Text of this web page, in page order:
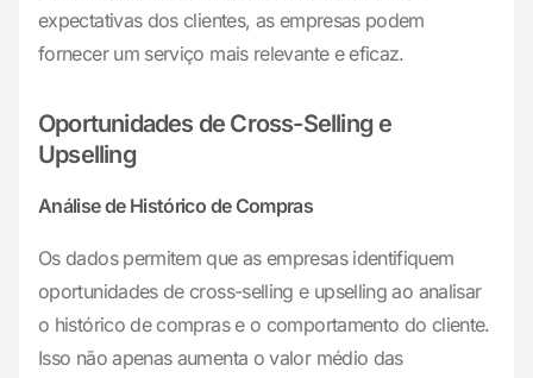
expectativas dos clientes, as empresas podem
fornecer um serviço mais relevante e eficaz.
Oportunidades de Cross-Selling e
Upselling
Análise de Histórico de Compras
Os dados permitem que as empresas identifiquem
oportunidades de cross-selling e upselling ao analisar
o histórico de compras e o comportamento do cliente.
Isso não apenas aumenta o valor médio das